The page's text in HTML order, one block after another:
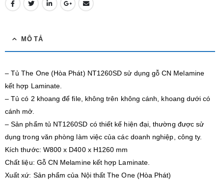
MÔ TẢ
– Tủ The One (Hòa Phát) NT1260SD sử dụng gỗ CN Melamine
kết hợp Laminate.
– Tủ có 2 khoang để file, không trên không cánh, khoang dưới có
cánh mở.
– Sản phẩm tủ NT1260SD có thiết kế hiện đại, thường được sử
dụng trong văn phòng làm việc của các doanh nghiệp, công ty.
Kích thước: W800 x D400 x H1260 mm
Chất liệu: Gỗ CN Melamine kết hợp Laminate.
Xuất xứ: Sản phẩm của Nội thất The One (Hòa Phát)